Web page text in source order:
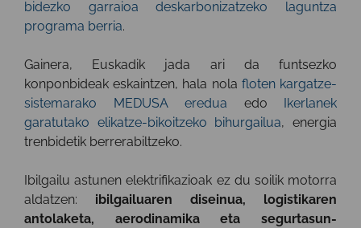
bidezko garraioa deskarbonizatzeko laguntza
programa berria.
Gainera, Euskadik jada ari da funtsezko
konponbideak eskaintzen, hala nola floten kargatze-
sistemarako MEDUSA eredua edo Ikerlanek
garatutako elikatze-bikoitzeko bihurgailua, energia
trenbidetik berrerabiltzeko.
Ibilgailu astunen elektrifikazioak ez du soilik motorra
aldatzen: ibilgailuaren diseinua, logistikaren
antolaketa, aerodinamika eta segurtasun-